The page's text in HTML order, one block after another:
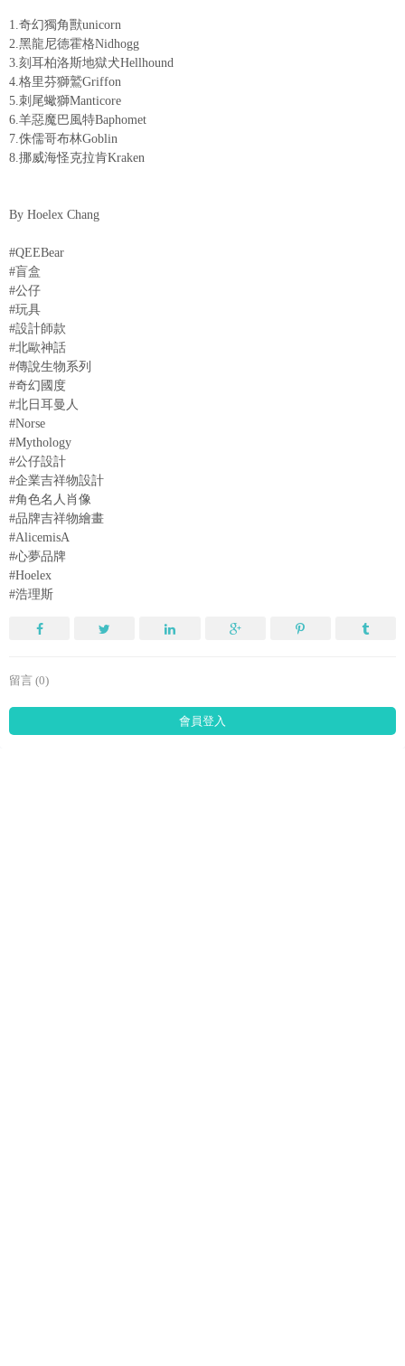
1.奇幻獨角獸unicorn
2.黑龍尼德霍格Nidhogg
3.刻耳柏洛斯地獄犬Hellhound
4.格里芬獅鷲Griffon
5.刺尾蠍獅Manticore
6.羊惡魔巴風特Baphomet
7.侏儒哥布林Goblin
8.挪威海怪克拉肯Kraken
By Hoelex Chang
#QEEBear
#盲盒
#公仔
#玩具
#設計師款
#北歐神話
#傳說生物系列
#奇幻國度
#北日耳曼人
#Norse
#Mythology
#公仔設計
#企業吉祥物設計
#角色名人肖像
#品牌吉祥物繪畫
#AlicemisA
#心夢品牌
#Hoelex
#浩理斯
留言 (0)
會員登入